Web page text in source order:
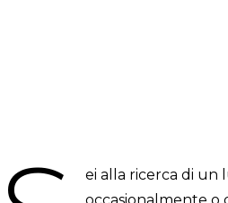
ei alla ricerca di un